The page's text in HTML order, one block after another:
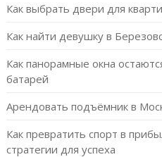
Как выбрать двери для
Как найти девушку в
Как панорамные окна
батарей
Арендовать подъёмник в
Как превратить спорт в
стратегии для успеха